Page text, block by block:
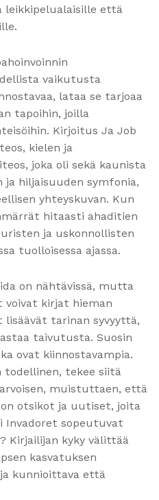
leikkipelualaisille että
vaikutusta
lataa se tarjoaa
tapoihin, joilla
Kirjoitus Ja Job
kielen ja
joka oli sekä kaunista
ja hiljaisuuden symfonia,
yhteyskuvan. Kun
hitaasti ahaditien
ja uskonnollisten
tuolloisessa ajassa.
on nähtävissä, mutta
voivat kirjat hieman
lisäävät tarinan syvyyttä,
taivutusta. Suosin
ovat kiinnostavampia.
todellinen, tekee siitä
muistuttaen, että
otsikot ja uutiset, joita
Invadoret sopeutuvat
Kirjailijan kyky välittää
kasvatuksen
kunnioittava että